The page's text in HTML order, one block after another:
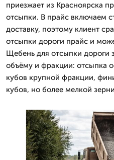
приезжает из Красноярска
отсыпки. В прайс включаем
доставку, поэтому клиент
отсыпки дороги прайс и
Щебень для отсыпки дороги
объёму и фракции: отсыпка
кубов крупной фракции,
кубов, но более мелкой